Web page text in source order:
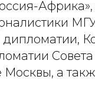
Москвы, а